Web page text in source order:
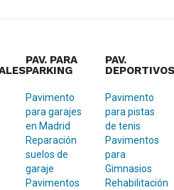
PAV. PARA
PARKING
Pavimento
para garajes
en Madrid
Reparación
suelos de
garaje
Pavimentos
PAV.
DEPORTIVOS
Pavimento
para pistas
de tenis
Pavimentos
para
Gimnasios
Rehabilitación